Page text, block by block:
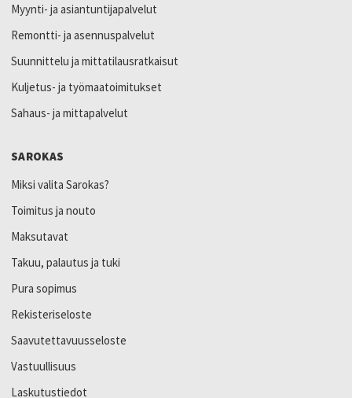
Myynti- ja asiantuntijapalvelut
Remontti- ja asennuspalvelut
Suunnittelu ja mittatilausratkaisut
Kuljetus- ja työmaatoimitukset
Sahaus- ja mittapalvelut
SAROKAS
Miksi valita Sarokas?
Toimitus ja nouto
Maksutavat
Takuu, palautus ja tuki
Pura sopimus
Rekisteriseloste
Saavutettavuusseloste
Vastuullisuus
Laskutustiedot